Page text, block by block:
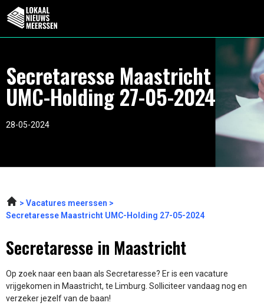
Secretaresse Maastricht
UMC-Holding 27-05-2024
28-05-2024
Vacatures meerssen
Secretaresse Maastricht UMC-Holding 27-05-2024
Secretaresse in Maastricht
Op zoek naar een baan als Secretaresse? Er is een vacature
vrijgekomen in Maastricht, te Limburg. Solliciteer vandaag nog en
verzeker jezelf van de baan!